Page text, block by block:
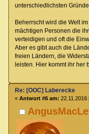
unterschiedlichsten
Beherrscht wird die Welt
mächtigen Personen die
verteidigen und oft die
Aber es gibt auch die
freien Ländern, die
leisten. Hier kommt ihr her
Re: [OOC] Laberecke
« Antwort #6 am: 22.11.2016